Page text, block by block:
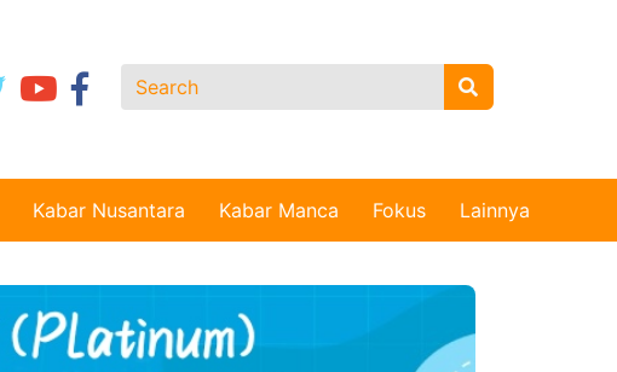
Kabar Nusantara Kabar Manca Fokus Lainnya